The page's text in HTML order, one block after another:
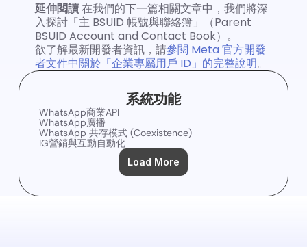
延伸閱讀 在我們的下一篇相關文章中，我們將深
入探討「主 BSUID 帳號與聯絡簿」（Parent
BSUID Account and Contact Book）。
欲了解最新開發者資訊，請參閱 Meta 官方開發
者文件中關於「企業專屬用戶 ID」的完整說明。
系統功能
WhatsApp商業API
WhatsApp廣播
WhatsApp 共存模式 (Coexistence)
IG營銷與互動自動化
Load More